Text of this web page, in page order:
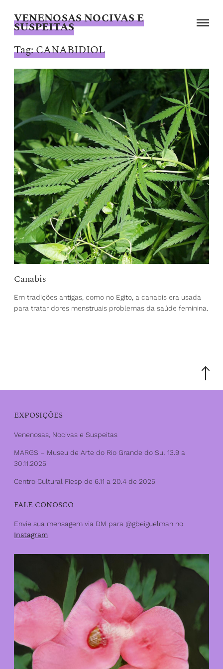
VENENOSAS NOCIVAS E
SUSPEITAS
Giselle
Beiguelman
Toggle
Tag:CANABIDIOL
Canabis
Em tradições antigas, como no Egito, a canabis era usada
para tratar dores menstruais problemas da saúde feminina.
Scroll
the
EXPOSIÇÕES
Venenosas, Nocivas e Suspeitas
MARGS – Museu de Arte do Rio Grande do Sul 13.9 a
30.11.2025
Centro Cultural Fiesp de 6.11 a 20.4 de 2025
FALE CONOSCO
Envie sua mensagem via DM para @gbeiguelman no
Instagram